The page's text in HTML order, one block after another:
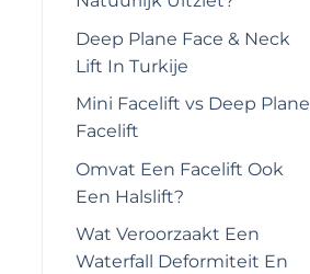
Deep Plane Face & Neck
Lift In Turkije
Mini Facelift vs Deep Plane
Facelift
Omvat Een Facelift Ook
Een Halslift?
Wat Veroorzaakt Een
Waterfall Deformiteit En